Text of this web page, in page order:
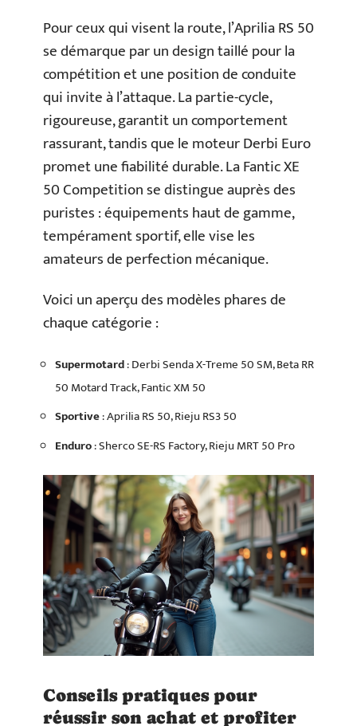
Pour ceux qui visent la route, l’Aprilia RS 50
se démarque par un design taillé pour la
compétition et une position de conduite
qui invite à l’attaque. La partie-cycle,
rigoureuse, garantit un comportement
rassurant, tandis que le moteur Derbi Euro
promet une fiabilité durable. La Fantic XE
50 Competition se distingue auprès des
puristes : équipements haut de gamme,
tempérament sportif, elle vise les
amateurs de perfection mécanique.
Voici un aperçu des modèles phares de
chaque catégorie :
Supermotard: Derbi Senda X-Treme 50 SM, Beta RR
50 Motard Track, Fantic XM 50
Sportive: Aprilia RS 50, Rieju RS3 50
Enduro: Sherco SE-RS Factory, Rieju MRT 50 Pro
Conseils pratiques pour
réussir son achat et profiter